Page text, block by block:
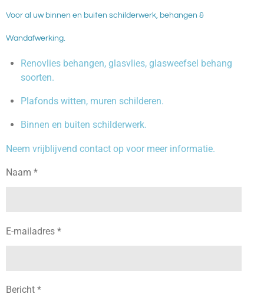
Voor al uw binnen en buiten schilderwerk, behangen &
Wandafwerking.
Renovlies behangen, glasvlies, glasweefsel behang
soorten.
Plafonds witten, muren schilderen.
Binnen en buiten schilderwerk.
Neem vrijblijvend contact op voor meer informatie.
Naam *
E-mailadres *
Bericht *